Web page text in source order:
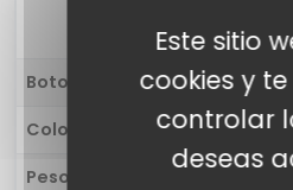
Botones
Colores
Peso
Este sitio
cookies y
controlar
deseas